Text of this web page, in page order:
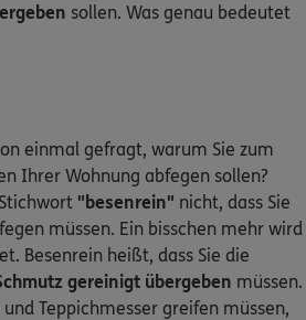
Blick Ihre Versicherungen bei ERGO,
melden
telefonisch.
sollen. Was genau bedeutet
einmal gefragt, warum Sie zum
Ihrer Wohnung abfegen sollen?
"besenrein" nicht, dass Sie
müssen. Ein bisschen mehr wird
Besenrein heißt, dass Sie die
gereinigt übergeben müssen.
Teppichmesser greifen müssen,